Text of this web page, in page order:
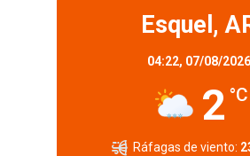
Esquel,
04:22, 07/08/2026
2 °C
Ráfagas de viento: